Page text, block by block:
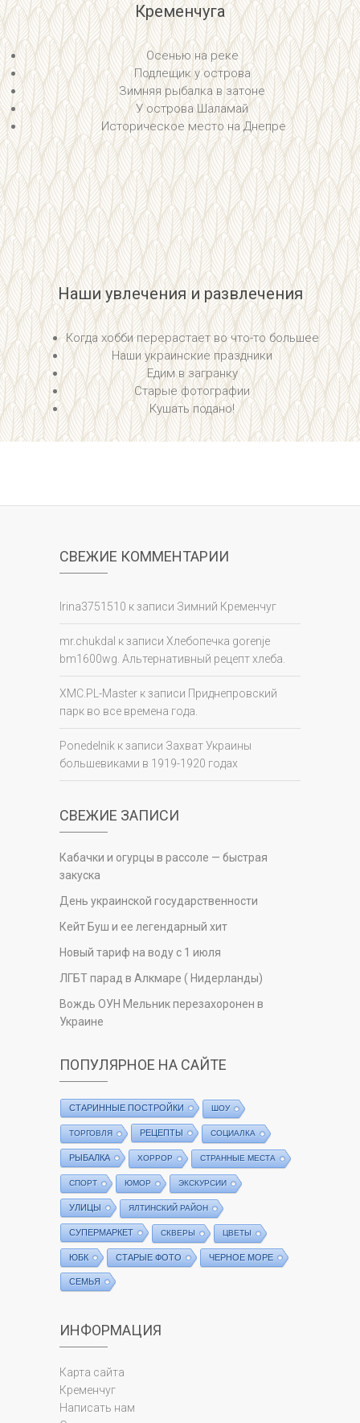
Кременчуга
Осенью на реке
Подлещик у острова
Зимняя рыбалка в затоне
У острова Шаламай
Историческое место на Днепре
Наши увлечения и развлечения
Когда хобби перерастает во что-то большее
Наши украинские праздники
Едим в загранку
Старые фотографии
Кушать подано!
СВЕЖИЕ КОММЕНТАРИИ
Irina3751510 к записи Зимний Кременчуг
mr.chukdal к записи Хлебопечка gorenje
bm1600wg. Альтернативный рецепт хлеба.
XMC.PL-Master к записи Приднепровский
парк во все времена года.
Ponedelnik к записи Захват Украины
большевиками в 1919-1920 годах
СВЕЖИЕ ЗАПИСИ
Кабачки и огурцы в рассоле — быстрая
закуска
День украинской государственности
Кейт Буш и ее легендарный хит
Новый тариф на воду с 1 июля
ЛГБТ парад в Алкмаре ( Нидерланды)
Вождь ОУН Мельник перезахоронен в
Украине
ПОПУЛЯРНОЕ НА САЙТЕ
СТАРИННЫЕ ПОСТРОЙКИ ШОУ
ТОРГОВЛЯ РЕЦЕПТЫ СОЦИАЛКА
РЫБАЛКА ХОРРОР СТРАННЫЕ МЕСТА
СПОРТ ЮМОР ЭКСКУРСИИ
УЛИЦЫ ЯЛТИНСКИЙ РАЙОН
СУПЕРМАРКЕТ СКВЕРЫ ЦВЕТЫ
ЮБК СТАРЫЕ ФОТО ЧЕРНОЕ МОРЕ
СЕМЬЯ
ИНФОРМАЦИЯ
Карта сайта
Кременчуг
Написать нам